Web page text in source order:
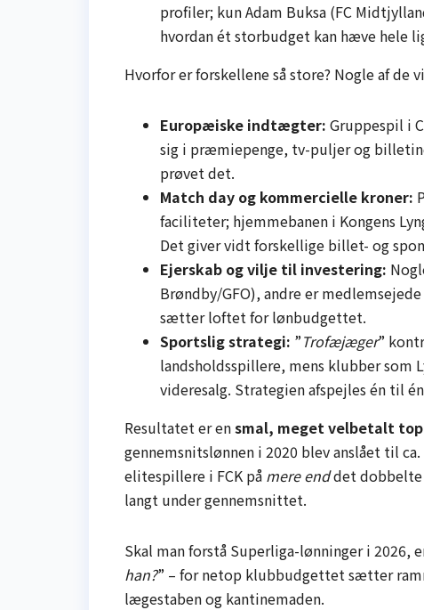
profiler; kun Adam Buksa (FC
hvordan ét storbudget kan hæve hele
Hvorfor er forskellene så store? Nogle af de
Europæiske indtægter: Gruppespil i
sig i præmiepenge, tv-puljer og
prøvet det.
Match day og kommercielle kroner:
faciliteter; hjemmebanen i Kongens
Det giver vidt forskellige billet- og
Ejerskab og vilje til investering:
Brøndby/GFO), andre er
sætter loftet for lønbudgettet.
Sportslig strategi: ”Tro­fæjæger”
landsholdsspillere, mens klubber som
videresalg. Strategien afspejles én til
Resultatet er ensmal, meget velbetalt top
gennemsnitslønnen i 2020 blev anslået til
elitespillere i FCK på mere enddet dobbelte
langt under gennemsnittet.
Skal man forstå Superliga-lønninger i 2026,
han?” – for netop klubbudgettet sætter
lægestaben og kantinemaden.